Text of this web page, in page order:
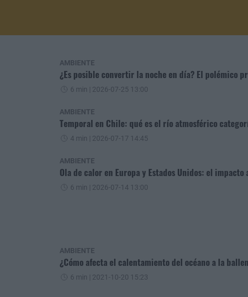
AMBIENTE
¿Es posible convertir la noche en día? El polémico
6 min | 2026-07-25 13:00
AMBIENTE
Temporal en Chile: qué es el río atmosférico
4 min | 2026-07-17 14:45
AMBIENTE
Ola de calor en Europa y Estados Unidos: el
6 min | 2026-07-14 13:00
AMBIENTE
¿Cómo afecta el calentamiento del océano a la
6 min | 2021-10-20 15:23